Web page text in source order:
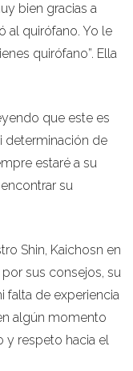
bien gracias a
al quirófano. Yo le
quirófano”. Ella
que este es
determinación de
estaré a su
su
Shin, Kaichosn en
sus consejos, su
falta de experiencia
algún momento
y respeto hacia el